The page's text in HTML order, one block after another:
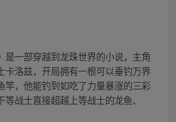
是一部穿越到龙珠世界的小说，主角
卡洛兹，开局拥有一根可以垂钓万界
竿，他能钓到如吃了力量暴涨的三彩
战士直接超越上等战士的龙鱼、